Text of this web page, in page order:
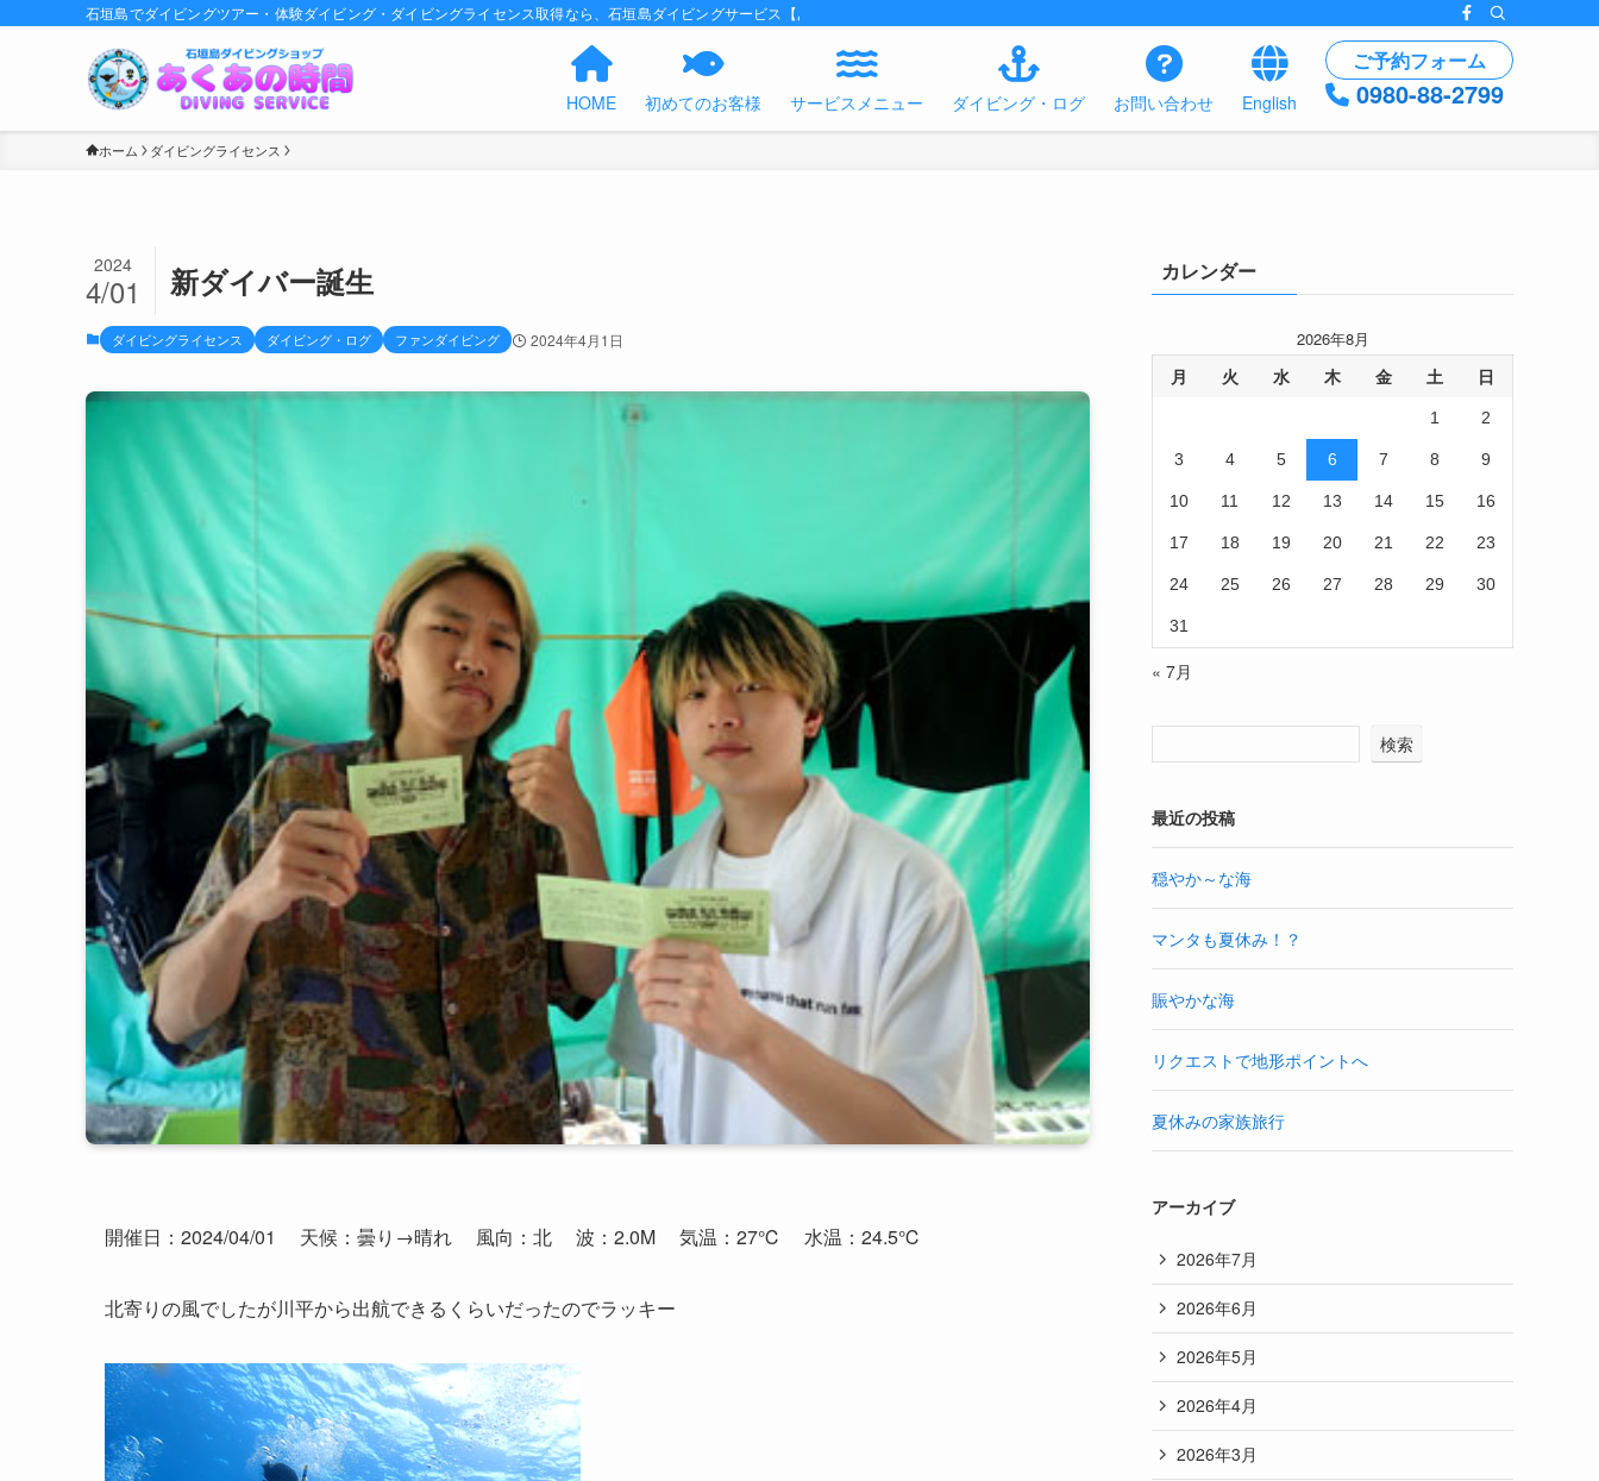
石垣島でダイビングツアー・体験ダイビング・ダイビングライセンス取得なら、石垣島ダイビングサービス【あくあの時間】におまかせください！
HOME 初めてのお客様 サービスメニュー ダイビング・ログ お問い合わせ English
ご予約フォーム
0980-88-2799
ホーム ダイビングライセンス
新ダイバー誕生
2024
4/01
ダイビングライセンス ダイビング・ログ ファンダイビング 2024年4月1日
開催日：2024/04/01 天候：曇り→晴れ 風向：北 波：2.0M 気温：27℃ 水温：24.5℃
北寄りの風でしたが川平から出航できるくらいだったのでラッキー
カレンダー
2026年8月
月 火 水 木 金 土 日
1 2
3 4 5 6 7 8 9
10 11 12 13 14 15 16
17 18 19 20 21 22 23
24 25 26 27 28 29 30
31
« 7月
検索
最近の投稿
穏やか～な海
マンタも夏休み！？
賑やかな海
リクエストで地形ポイントへ
夏休みの家族旅行
アーカイブ
2026年7月
2026年6月
2026年5月
2026年4月
2026年3月